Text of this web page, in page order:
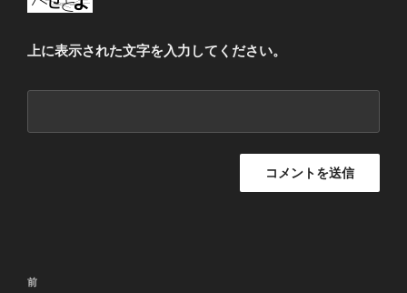
上に表示された文字を入力してください。
投
前
前